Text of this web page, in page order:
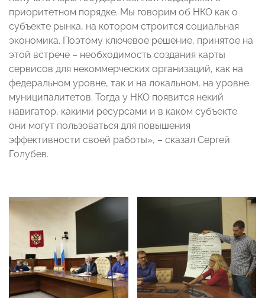
приоритетном порядке. Мы говорим об НКО как о
субъекте рынка, на котором строится социальная
экономика. Поэтому ключевое решение, принятое на
этой встрече – необходимость создания карты
сервисов для некоммерческих организаций, как на
федеральном уровне, так и на локальном, на уровне
муниципалитетов. Тогда у НКО появится некий
навигатор, какими ресурсами и в каком субъекте
они могут пользоваться для повышения
эффективности своей работы», – сказал Сергей
Голубев.